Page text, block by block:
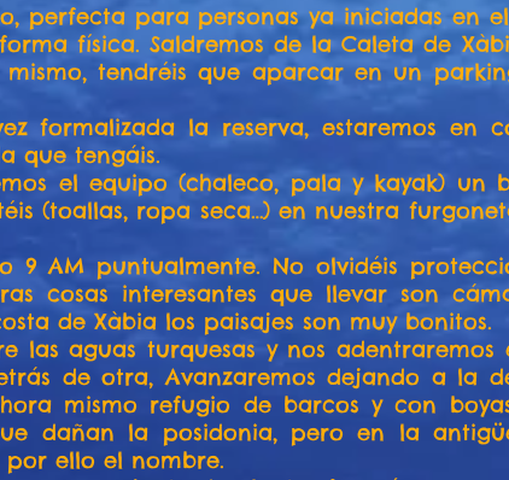
perfecta para personas ya iniciadas en
física. Saldremos de la Caleta de
tendréis que aparcar en un
formalizada la reserva, estaremos en
que tengáis.
el equipo (chaleco, pala y kayak) un
(toallas, ropa seca…) en nuestra
9 AM puntualmente. No olvidéis
cosas interesantes que llevar son
de Xàbia los paisajes son muy bonitos.
las aguas turquesas y nos
de otra, Avanzaremos dejando a la
mismo refugio de barcos y con
dañan la posidonia, pero en la
ello el nombre.